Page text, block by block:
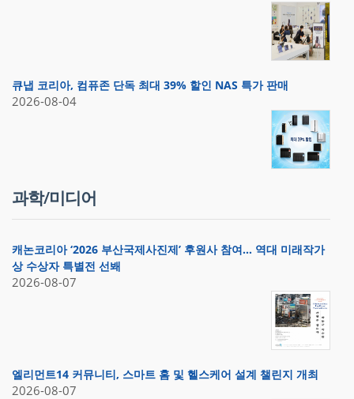
큐냅 코리아, 컴퓨존 단독 최대 39% 할인 NAS 특가 판매
2026-08-04
과학/미디어
캐논코리아 ‘2026 부산국제사진제’ 후원사 참여… 역대 미래작가
상 수상자 특별전 선봬
2026-08-07
엘리먼트14 커뮤니티, 스마트 홈 및 헬스케어 설계 챌린지 개최
2026-08-07